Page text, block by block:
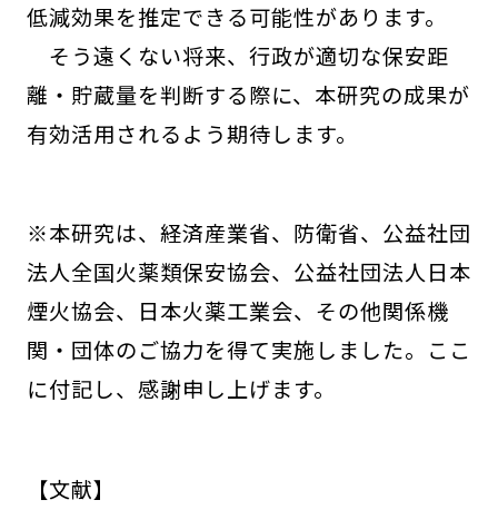
低減効果を推定できる可能性があります。
そう遠くない将来、行政が適切な保安距
離・貯蔵量を判断する際に、本研究の成果が
有効活用されるよう期待します。
※本研究は、経済産業省、防衛省、公益社団
法人全国火薬類保安協会、公益社団法人日本
煙火協会、日本火薬工業会、その他関係機
関・団体のご協力を得て実施しました。ここ
に付記し、感謝申し上げます。
【文献】